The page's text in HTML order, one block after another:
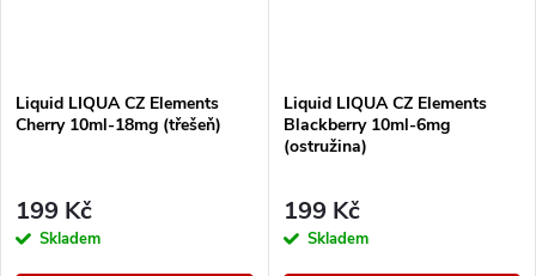
Liquid LIQUA CZ Elements
Cherry 10ml-18mg (třešeň)
199 Kč
Skladem
Liquid LIQUA CZ Elements
Blackberry 10ml-6mg
(ostružina)
199 Kč
Skladem